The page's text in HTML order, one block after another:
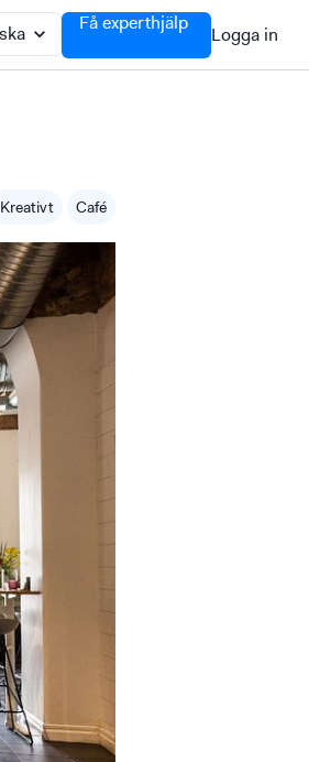
Få experthjälp
Logga in
Kreativt Café